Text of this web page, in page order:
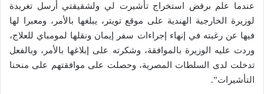
عندما علم برفض استخراج تأشيرت لي ولشقيقتي أرسل تغريدة
لوزيرة الخارجية الهندية على موقع تويتر، يبلغها بالأمر، ومعبرا لها
فيها عن رغبته في إنهاء إجراءات سفر إيمان ونقلها لمومباي للعلاج،
وردت عليه الوزيرة بالموافقة، وشكرته على إبلاغها بالأمر، وبالفعل
تدخلت لدى السلطات المصرية، وحصلت على موافقتهم على منحنا
التأشيرات”.